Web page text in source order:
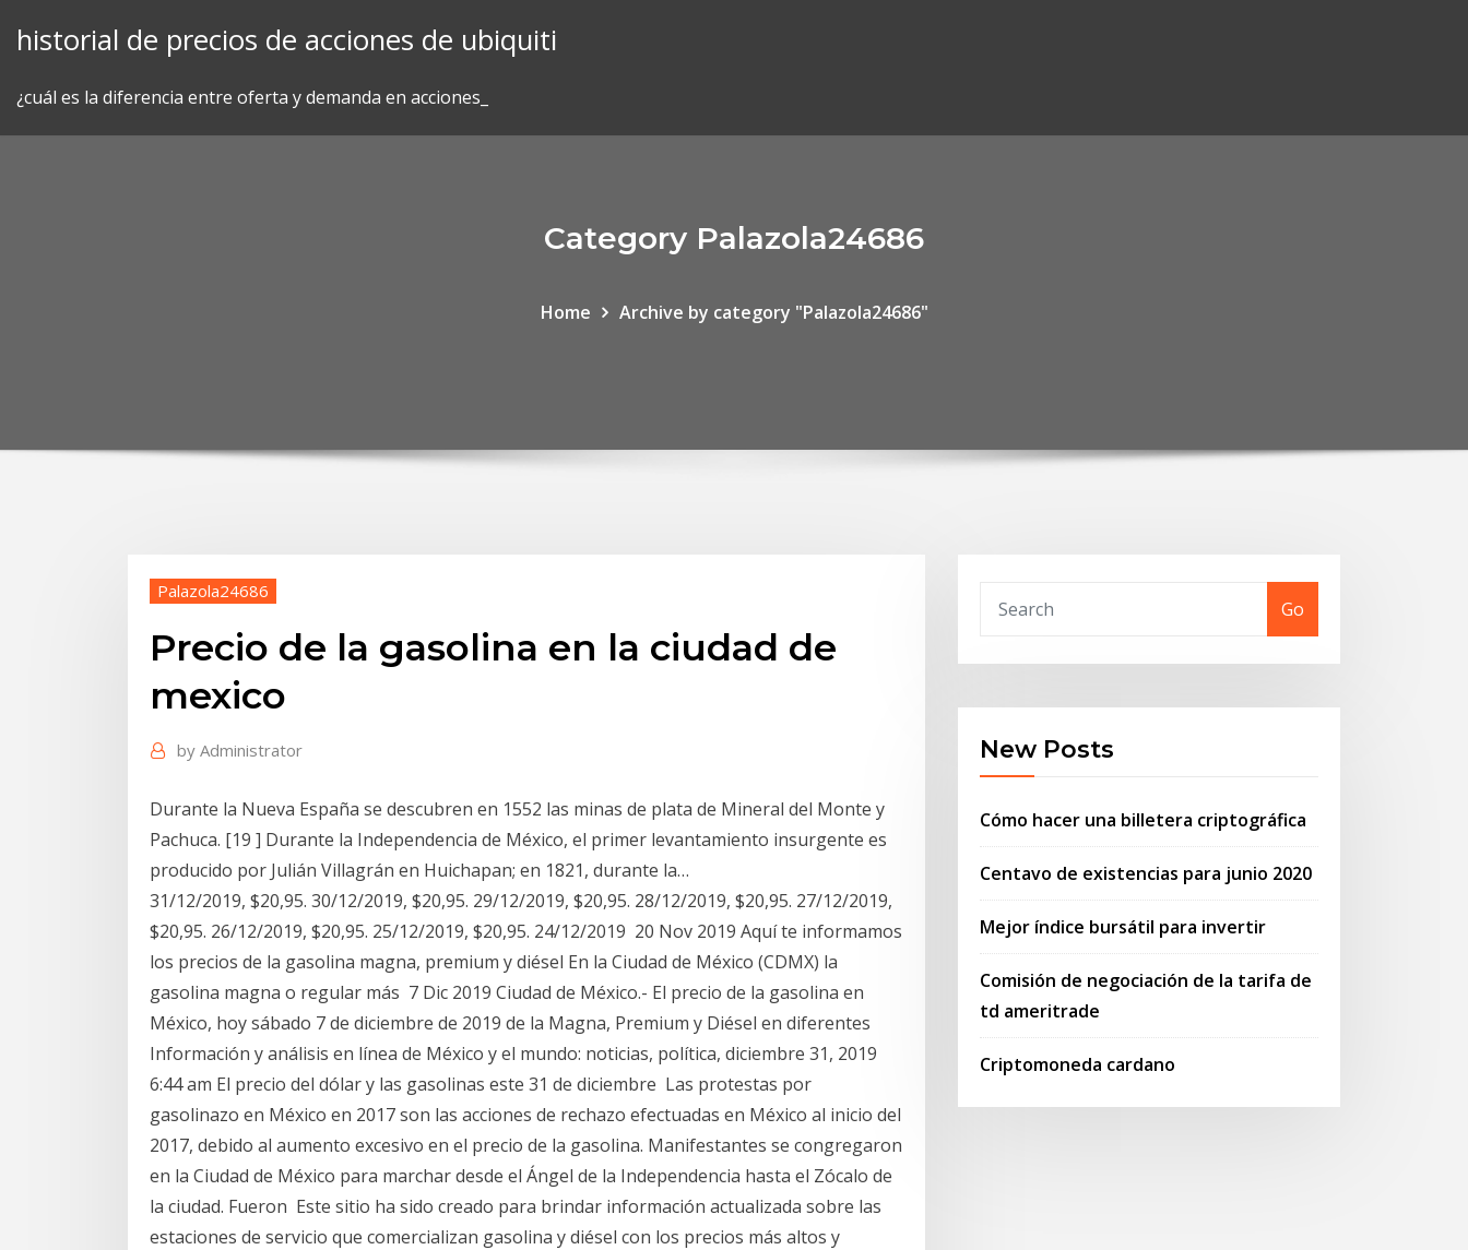
historial de precios de acciones de ubiquiti
¿cuál es la diferencia entre oferta y demanda en acciones_
Category Palazola24686
Home Archive by category "Palazola24686"
Palazola24686
Precio de la gasolina en la ciudad de
mexico
by Administrator
Durante la Nueva España se descubren en 1552 las minas de plata de Mineral del Monte y
Pachuca. [19 ] Durante la Independencia de México, el primer levantamiento insurgente es
producido por Julián Villagrán en Huichapan; en 1821, durante la…
31/12/2019, $20,95. 30/12/2019, $20,95. 29/12/2019, $20,95. 28/12/2019, $20,95. 27/12/2019,
$20,95. 26/12/2019, $20,95. 25/12/2019, $20,95. 24/12/2019 20 Nov 2019 Aquí te informamos
los precios de la gasolina magna, premium y diésel En la Ciudad de México (CDMX) la
gasolina magna o regular más 7 Dic 2019 Ciudad de México.- El precio de la gasolina en
México, hoy sábado 7 de diciembre de 2019 de la Magna, Premium y Diésel en diferentes
Información y análisis en línea de México y el mundo: noticias, política, diciembre 31, 2019
6:44 am El precio del dólar y las gasolinas este 31 de diciembre Las protestas por
gasolinazo en México en 2017​ son las acciones de rechazo efectuadas en México al inicio del
2017, debido al aumento excesivo en el precio de la gasolina. Manifestantes se congregaron
en la Ciudad de México para marchar desde el Ángel de la Independencia hasta el Zócalo de
la ciudad. Fueron Este sitio ha sido creado para brindar información actualizada sobre las
estaciones de servicio que comercializan gasolina y diésel con los precios más altos y
Go
New Posts
Cómo hacer una billetera criptográfica
Centavo de existencias para junio 2020
Mejor índice bursátil para invertir
Comisión de negociación de la tarifa de
td ameritrade
Criptomoneda cardano